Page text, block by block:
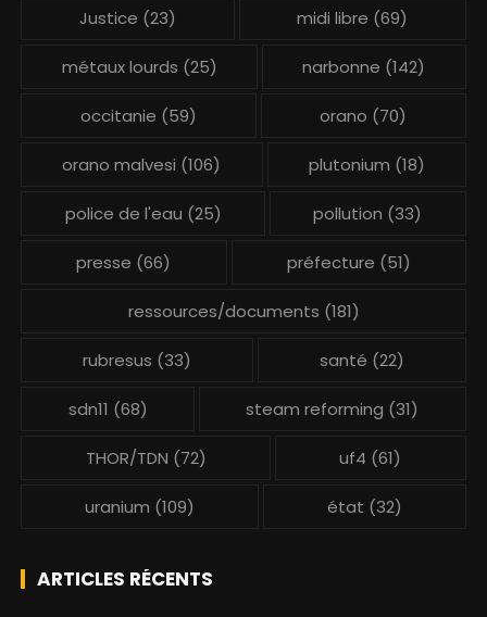
Justice (23) midi libre (69)
métaux lourds (25) narbonne (142)
occitanie (59) orano (70)
orano malvesi (106) plutonium (18)
police de l'eau (25) pollution (33)
presse (66) préfecture (51)
ressources/documents (181)
rubresus (33) santé (22)
sdn11 (68) steam reforming (31)
THOR/TDN (72) uf4 (61)
uranium (109) état (32)
ARTICLES RÉCENTS